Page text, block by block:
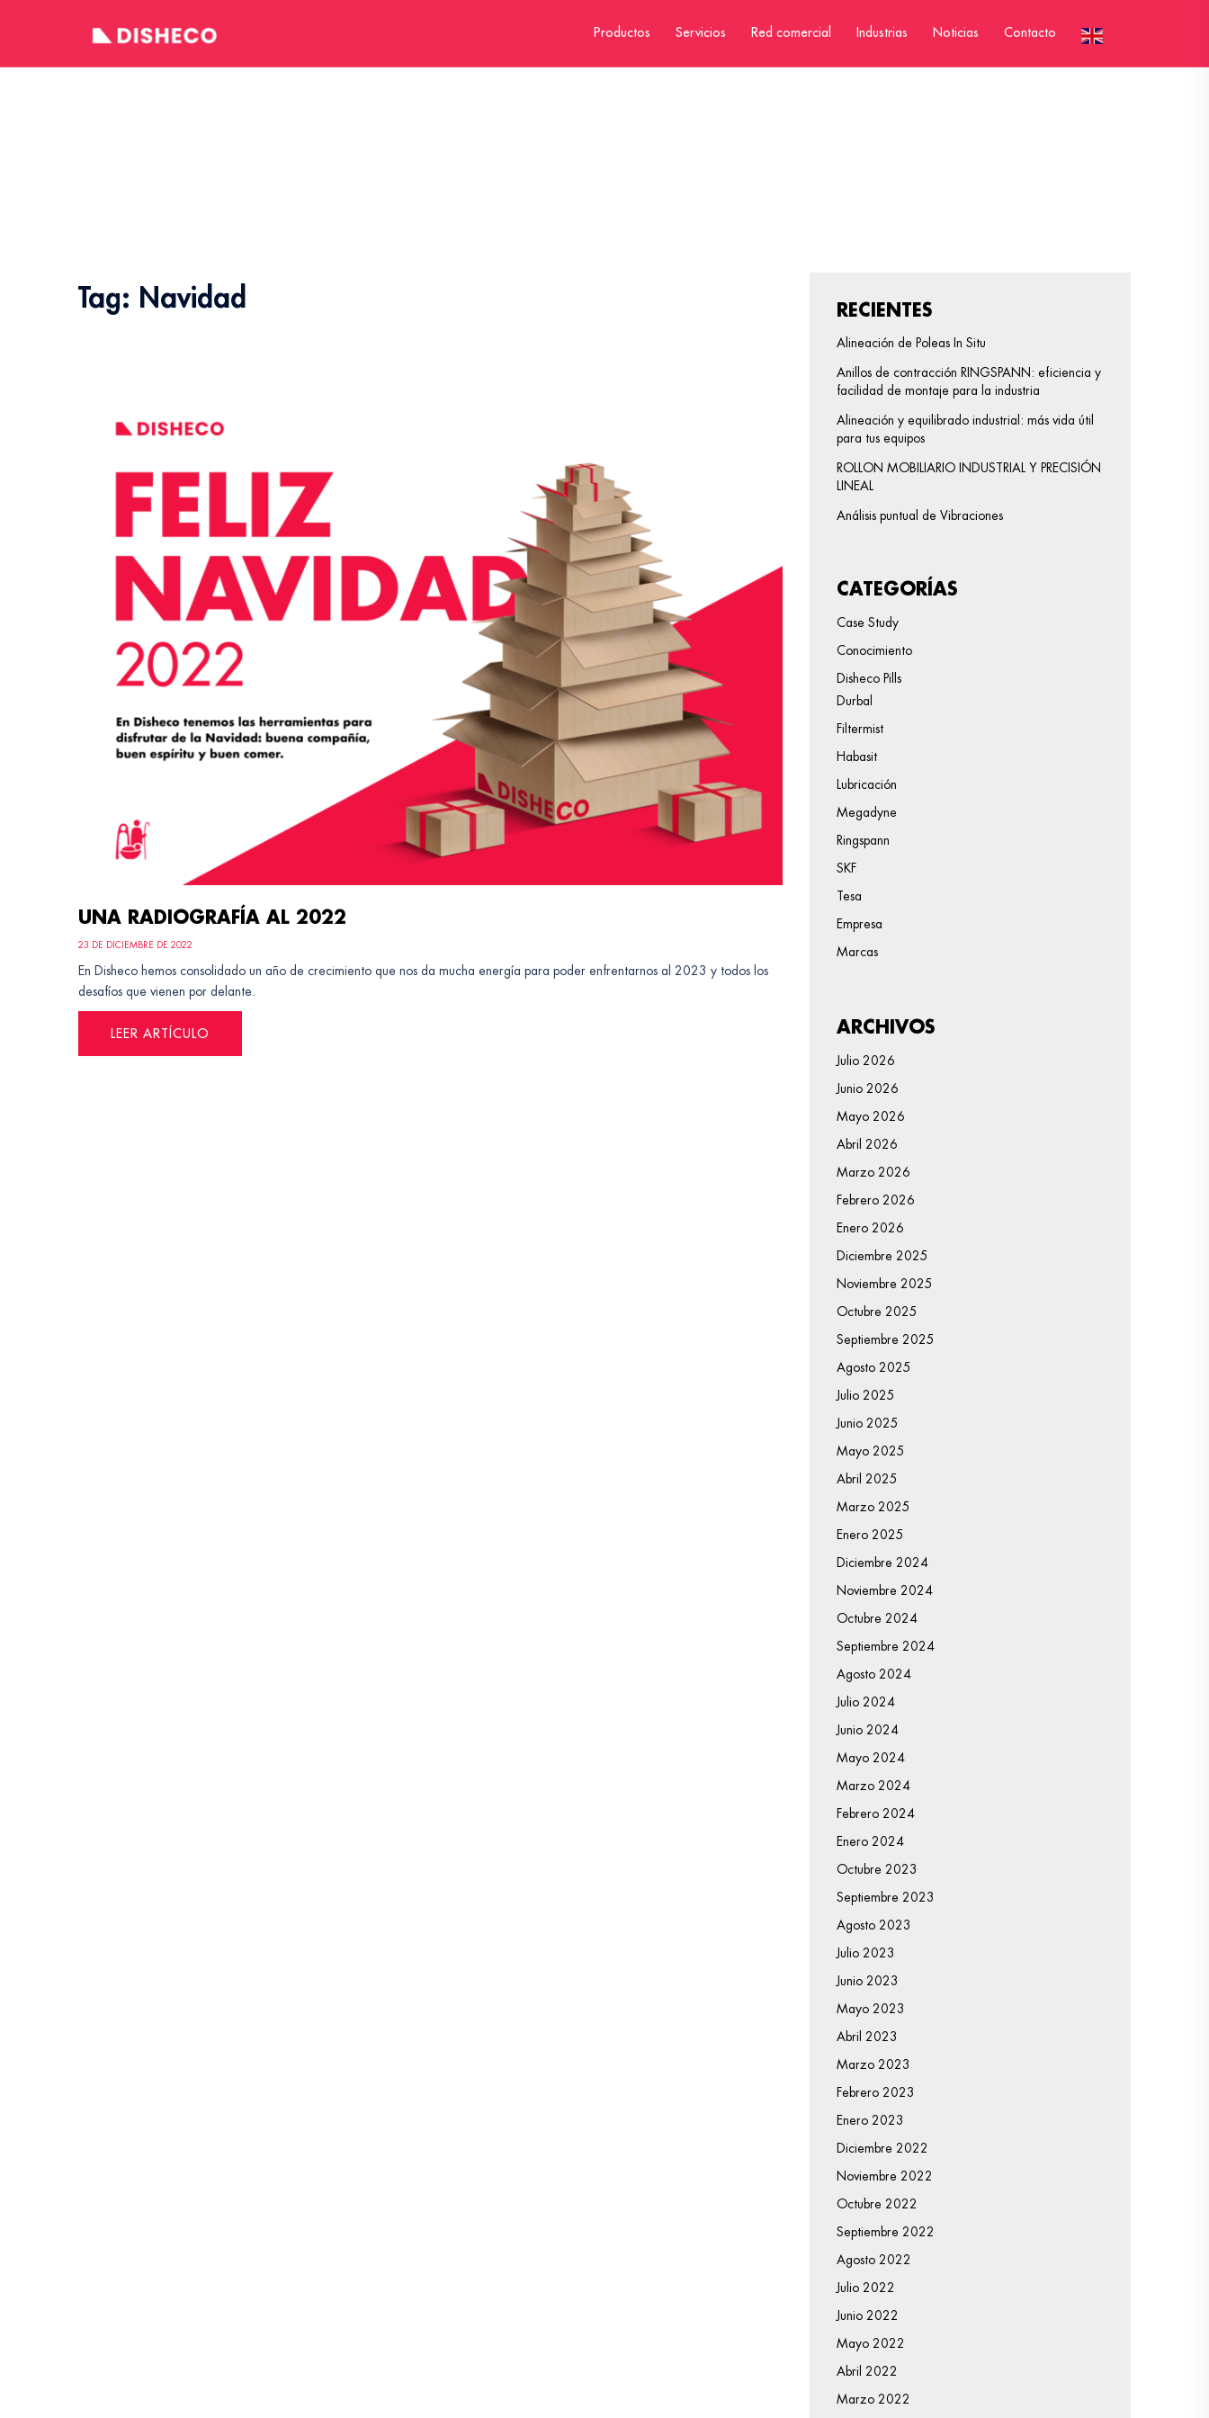
Productos Servicios Red comercial Industrias Noticias Contacto
Tag: Navidad
UNA RADIOGRAFÍA AL 2022
23 DE DICIEMBRE DE 2022
En Disheco hemos consolidado un año de crecimiento que nos da mucha energía para poder enfrentarnos al 2023 y todos los
desafíos que vienen por delante.
LEER ARTÍCULO
RECIENTES
Alineación de Poleas In Situ
Anillos de contracción RINGSPANN: eficiencia y
facilidad de montaje para la industria
Alineación y equilibrado industrial: más vida útil
para tus equipos
ROLLON MOBILIARIO INDUSTRIAL Y PRECISIÓN
LINEAL
Análisis puntual de Vibraciones
CATEGORÍAS
Case Study
Conocimiento
Disheco Pills
Durbal
Filtermist
Habasit
Lubricación
Megadyne
Ringspann
SKF
Tesa
Empresa
Marcas
ARCHIVOS
Julio 2026
Junio 2026
Mayo 2026
Abril 2026
Marzo 2026
Febrero 2026
Enero 2026
Diciembre 2025
Noviembre 2025
Octubre 2025
Septiembre 2025
Agosto 2025
Julio 2025
Junio 2025
Mayo 2025
Abril 2025
Marzo 2025
Enero 2025
Diciembre 2024
Noviembre 2024
Octubre 2024
Septiembre 2024
Agosto 2024
Julio 2024
Junio 2024
Mayo 2024
Marzo 2024
Febrero 2024
Enero 2024
Octubre 2023
Septiembre 2023
Agosto 2023
Julio 2023
Junio 2023
Mayo 2023
Abril 2023
Marzo 2023
Febrero 2023
Enero 2023
Diciembre 2022
Noviembre 2022
Octubre 2022
Septiembre 2022
Agosto 2022
Julio 2022
Junio 2022
Mayo 2022
Abril 2022
Marzo 2022